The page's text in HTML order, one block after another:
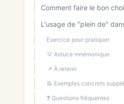
Comment faire le bon
L'usage de "plein de"
Exercice pour pratiquer
💡 Astuce mnémonique
📌 À retenir
📝 Exemples concrets
❓ Questions fréquentes